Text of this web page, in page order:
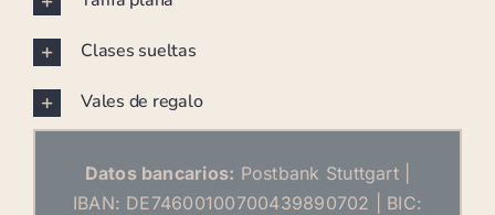
Clases sueltas
Vales de regalo
Datos bancarios: Postbank Stuttgart |
IBAN: DE74600100700439890702 | BIC: